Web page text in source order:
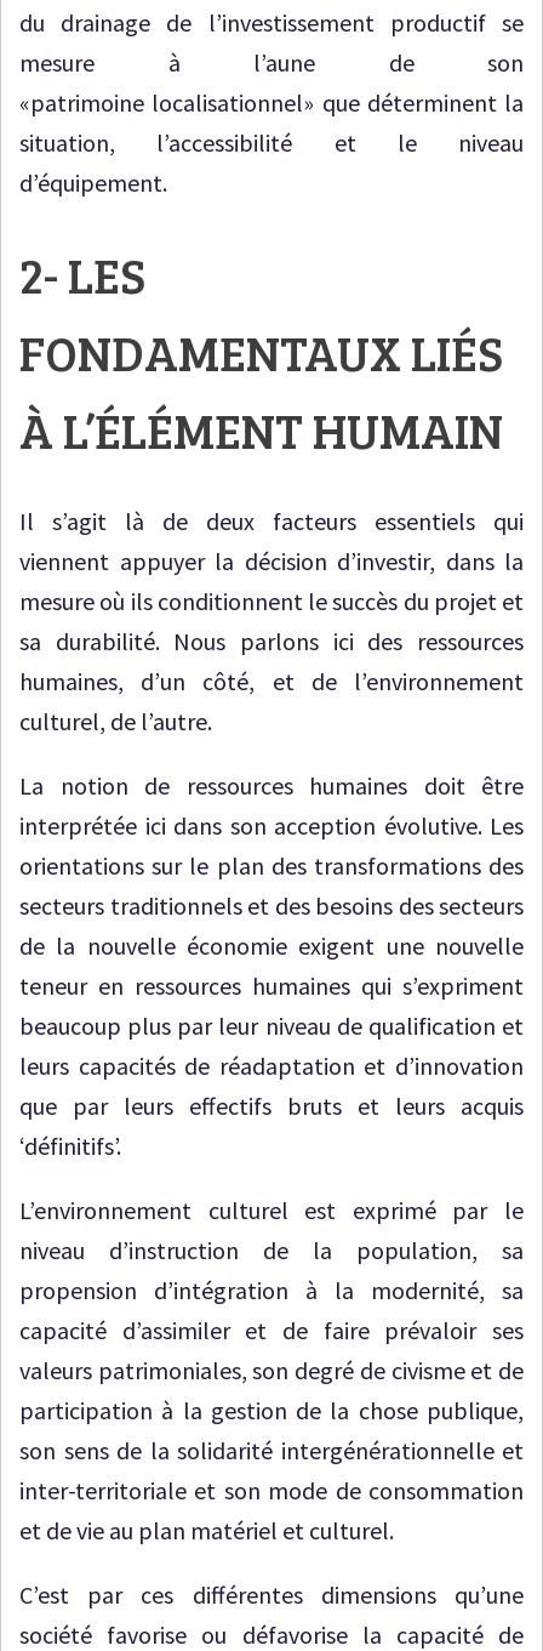
du drainage de l’investissement productif se
mesure à l’aune de son
«patrimoine localisationnel» que déterminent la
situation, l’accessibilité et le niveau
d’équipement.
2- LES
FONDAMENTAUX LIÉS
À L’ÉLÉMENT HUMAIN
Il s’agit là de deux facteurs essentiels qui
viennent appuyer la décision d’investir, dans la
mesure où ils conditionnent le succès du projet et
sa durabilité. Nous parlons ici des ressources
humaines, d’un côté, et de l’environnement
culturel, de l’autre.
La notion de ressources humaines doit être
interprétée ici dans son acception évolutive. Les
orientations sur le plan des transformations des
secteurs traditionnels et des besoins des secteurs
de la nouvelle économie exigent une nouvelle
teneur en ressources humaines qui s’expriment
beaucoup plus par leur niveau de qualification et
leurs capacités de réadaptation et d’innovation
que par leurs effectifs bruts et leurs acquis
‘définitifs’.
L’environnement culturel est exprimé par le
niveau d’instruction de la population, sa
propension d’intégration à la modernité, sa
capacité d’assimiler et de faire prévaloir ses
valeurs patrimoniales, son degré de civisme et de
participation à la gestion de la chose publique,
son sens de la solidarité intergénérationnelle et
inter-territoriale et son mode de consommation
et de vie au plan matériel et culturel.
C’est par ces différentes dimensions qu’une
société favorise ou défavorise la capacité de